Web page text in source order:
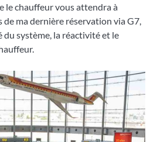
le chauffeur vous attendra à
de ma dernière réservation via G7,
du système, la réactivité et le